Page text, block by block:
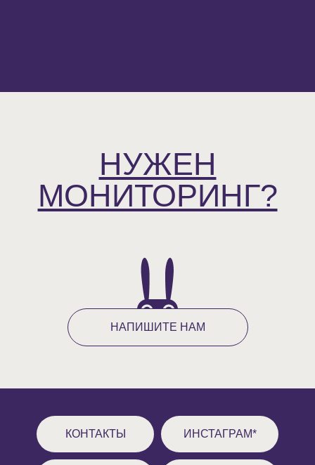
НУЖЕН
МОНИТОРИНГ?
НАПИШИТЕ НАМ
КОНТАКТЫ ИНСТАГРАМ*